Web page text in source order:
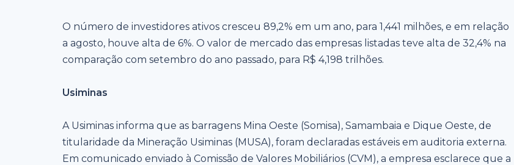
O número de investidores ativos cresceu 89,2% em um ano, para 1,441 milhões, e em relação
a agosto, houve alta de 6%. O valor de mercado das empresas listadas teve alta de 32,4% na
comparação com setembro do ano passado, para R$ 4,198 trilhões.
Usiminas
A Usiminas informa que as barragens Mina Oeste (Somisa), Samambaia e Dique Oeste, de
titularidade da Mineração Usiminas (MUSA), foram declaradas estáveis em auditoria externa.
Em comunicado enviado à Comissão de Valores Mobiliários (CVM), a empresa esclarece que a